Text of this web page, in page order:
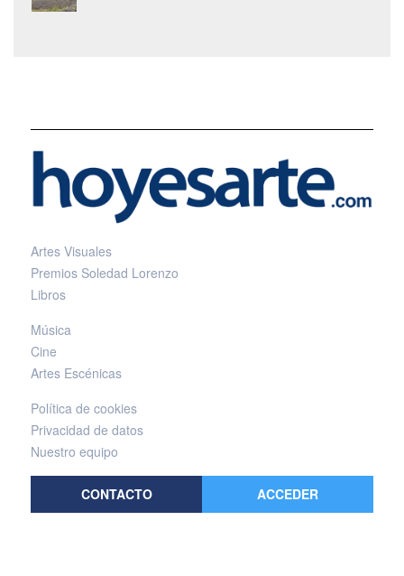
Artes Visuales
Premios Soledad Lorenzo
Libros
Música
Cine
Artes Escénicas
Política de cookies
Privacidad de datos
Nuestro equipo
CONTACTO ACCEDER